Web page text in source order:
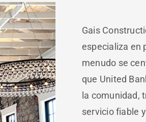
Gais
especializa en
menudo se
que United
la comunidad,
servicio fiable